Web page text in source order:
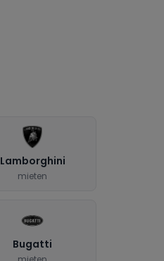
Lamborghini
mieten
Bugatti